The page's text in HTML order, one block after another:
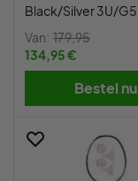
Black/Silver 3U/G5
Van: 179,95
134,95 €
Bestel nu